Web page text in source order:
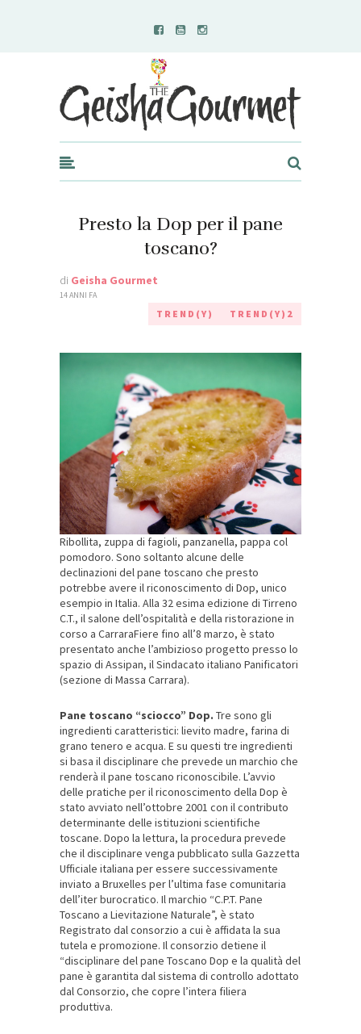
Geisha Gourmet
Presto la Dop per il pane
toscano?
di Geisha Gourmet
14 ANNI FA
TREND(Y) TREND(Y)2
Ribollita, zuppa di fagioli, panzanella, pappa col
pomodoro. Sono soltanto alcune delle
declinazioni del pane toscano che presto
potrebbe avere il riconoscimento di Dop, unico
esempio in Italia. Alla 32 esima edizione di Tirreno
C.T., il salone dell’ospitalità e della ristorazione in
corso a CarraraFiere fino all’8 marzo, è stato
presentato anche l’ambizioso progetto presso lo
spazio di Assipan, il Sindacato italiano Panificatori
(sezione di Massa Carrara).
Pane toscano “sciocco” Dop. Tre sono gli
ingredienti caratteristici: lievito madre, farina di
grano tenero e acqua. E su questi tre ingredienti
si basa il disciplinare che prevede un marchio che
renderà il pane toscano riconoscibile. L’avvio
delle pratiche per il riconoscimento della Dop è
stato avviato nell’ottobre 2001 con il contributo
determinante delle istituzioni scientifiche
toscane. Dopo la lettura, la procedura prevede
che il disciplinare venga pubblicato sulla Gazzetta
Ufficiale italiana per essere successivamente
inviato a Bruxelles per l’ultima fase comunitaria
dell’iter burocratico. Il marchio “C.P.T. Pane
Toscano a Lievitazione Naturale”, è stato
Registrato dal consorzio a cui è affidata la sua
tutela e promozione. Il consorzio detiene il
“disciplinare del pane Toscano Dop e la qualità del
pane è garantita dal sistema di controllo adottato
dal Consorzio, che copre l’intera filiera
produttiva.